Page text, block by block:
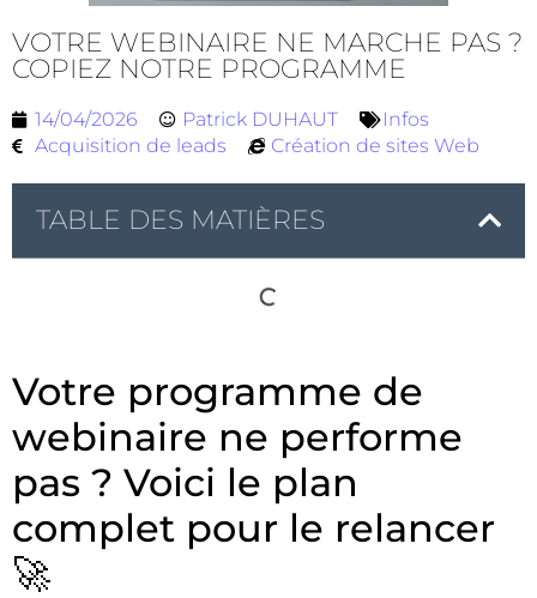
VOTRE WEBINAIRE NE MARCHE PAS ?
COPIEZ NOTRE PROGRAMME
14/04/2026 Patrick DUHAUT
Infos
Acquisition de leads
Création de sites Web
TABLE DES MATIÈRES
Votre programme de
webinaire ne performe
pas ? Voici le plan
complet pour le relancer
🚀